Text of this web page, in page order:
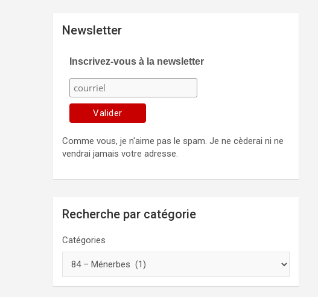
Newsletter
Inscrivez-vous à la newsletter
Comme vous, je n'aime pas le spam. Je ne cèderai ni ne
vendrai jamais votre adresse.
Recherche par catégorie
Catégories